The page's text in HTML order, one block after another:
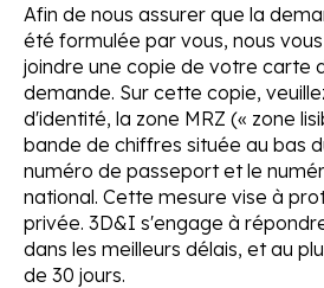
Afin de nous assurer que la
été formulée par vous, nous
joindre une copie de votre carte
demande. Sur cette copie,
d'identité, la zone MRZ (« zone
bande de chiffres située au bas
numéro de passeport et le
national. Cette mesure vise à
privée. 3D&I s'engage à
dans les meilleurs délais, et au
de 30 jours.